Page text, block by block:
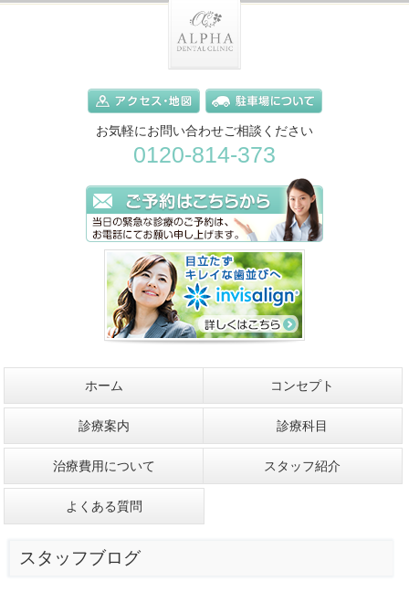
お気軽にお問い合わせご相談ください
0120-814-373
ホーム コンセプト
診療案内 診療科目
治療費用について スタッフ紹介
よくある質問
スタッフブログ